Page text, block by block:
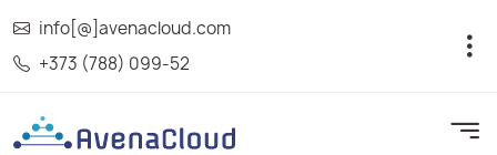
info[@]avenacloud.com
+373 (788) 099-52